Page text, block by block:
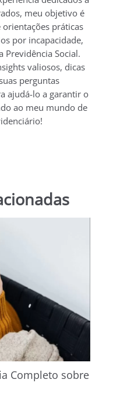
meu objetivo é
práticas
por incapacidade,
Previdência Social.
valiosos, dicas
perguntas
ajudá-lo a garantir o
ao meu mundo de
Completo sobre